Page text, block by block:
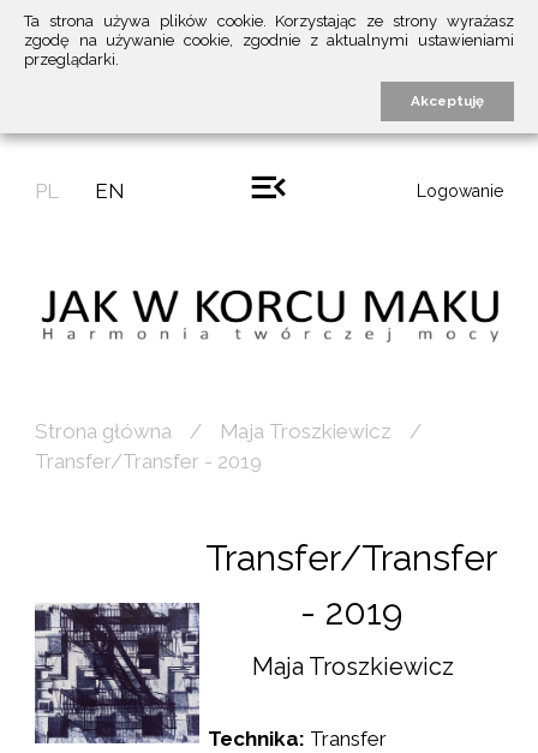
Ta strona używa plików cookie. Korzystając ze strony wyrażasz
zgodę na używanie cookie, zgodnie z aktualnymi ustawieniami
przeglądarki.
Akceptuję
PL EN Logowanie
Strona główna
Maja Troszkiewicz
Transfer/Transfer - 2019
Transfer/Transfer
- 2019
Maja Troszkiewicz
Technika: Transfer